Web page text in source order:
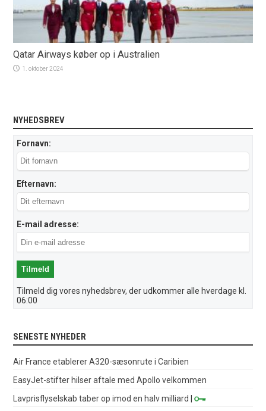
Qatar Airways køber op i Australien
1. oktober 2024
NYHEDSBREV
Fornavn:
Efternavn:
E-mail adresse:
Tilmeld dig vores nyhedsbrev, der udkommer alle hverdage kl.
06:00
SENESTE NYHEDER
Air France etablerer A320-sæsonrute i Caribien
EasyJet-stifter hilser aftale med Apollo velkommen
Lavprisflyselskab taber op imod en halv milliard
|